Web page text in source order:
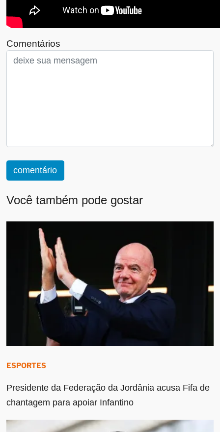
Comentários
comentário
Você também pode gostar
ESPORTES
Presidente da Federação da Jordânia acusa Fifa de
chantagem para apoiar Infantino